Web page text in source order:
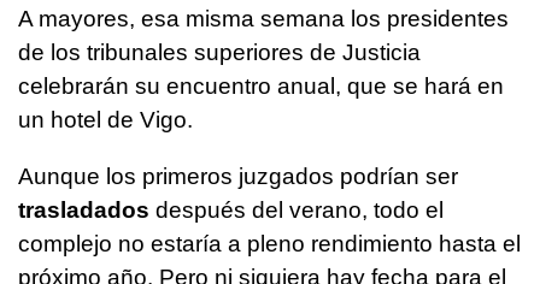
A mayores, esa misma semana los presidentes
de los tribunales superiores de Justicia
celebrarán su encuentro anual, que se hará en
un hotel de Vigo.
Aunque los primeros juzgados podrían ser
trasladados después del verano, todo el
complejo no estaría a pleno rendimiento hasta el
próximo año. Pero ni siquiera hay fecha para el